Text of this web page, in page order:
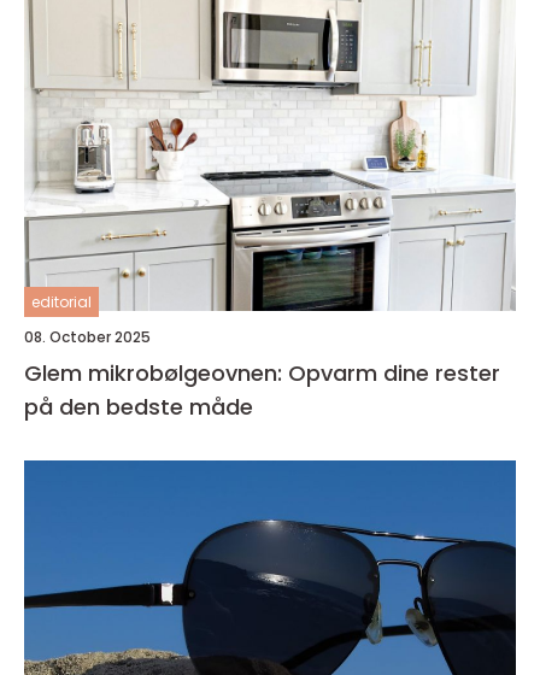
editorial
08. October 2025
Glem mikrobølgeovnen: Opvarm dine rester
på den bedste måde